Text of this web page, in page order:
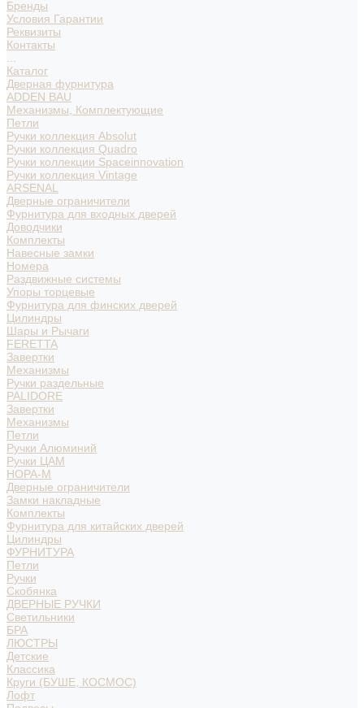
Бренды
Условия Гарантии
Реквизиты
Контакты
Каталог
Дверная фурнитура
ADDEN BAU
Механизмы, Комплектующие
Петли
Ручки коллекция Absolut
Ручки коллекция Quadro
Ручки коллекции Spaceinnovation
Ручки коллекция Vintage
ARSENAL
Дверные ограничители
Фурнитура для входных дверей
Доводчики
Комплекты
Навесные замки
Номера
Раздвижные системы
Упоры торцевые
Фурнитура для финских дверей
Цилиндры
Шары и Рычаги
FERETTA
Завертки
Механизмы
Ручки раздельные
PALIDORE
Завертки
Механизмы
Петли
Ручки Алюминий
Ручки ЦАМ
НОРА-М
Дверные ограничители
Замки накладные
Комплекты
Фурнитура для китайских дверей
Цилиндры
ФУРНИТУРА
Петли
Ручки
Скобянка
ДВЕРНЫЕ РУЧКИ
Светильники
БРА
ЛЮСТРЫ
Детские
Классика
Круги (БУШЕ, КОСМОС)
Лофт